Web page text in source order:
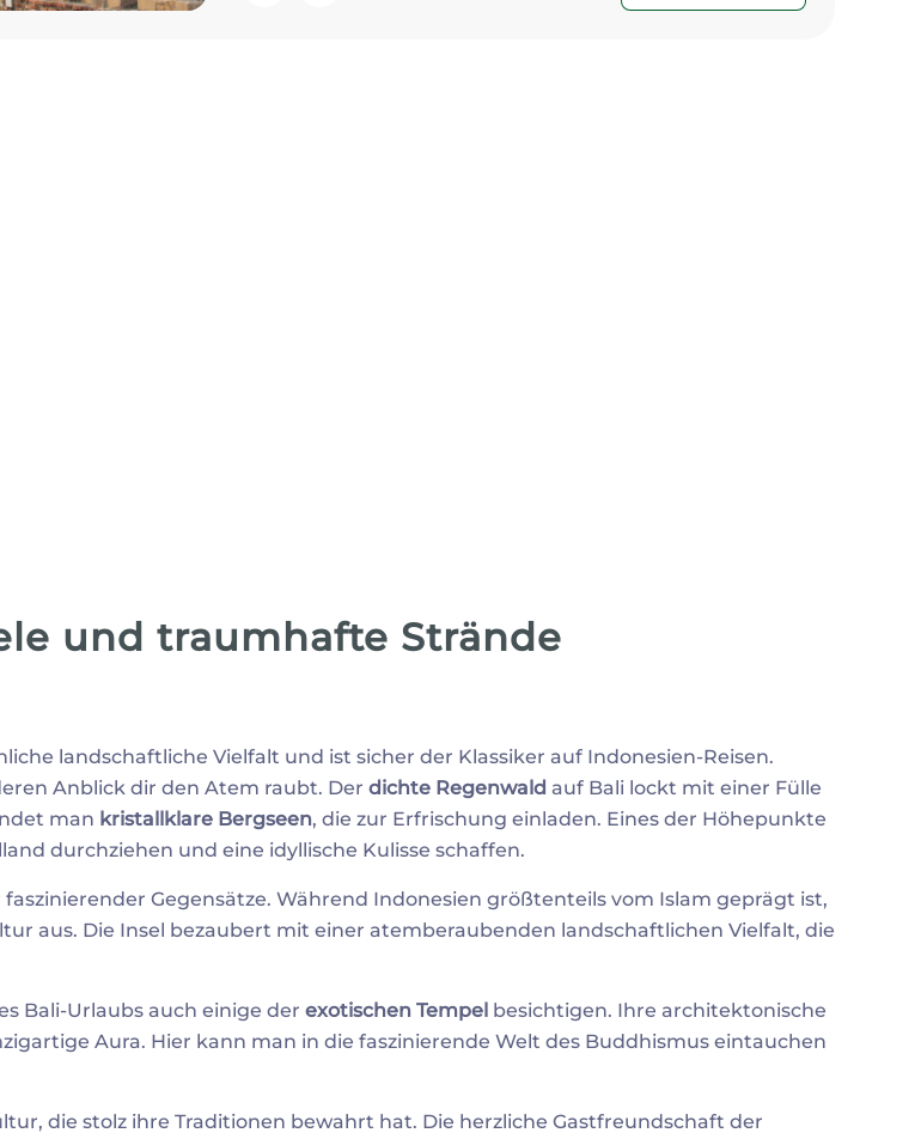
und traumhafte Strände
landschaftliche Vielfalt und ist sicher der Klassiker auf Indonesien-Reisen.
Anblick dir den Atem raubt. Der dichte Regenwald auf Bali lockt mit einer Fülle
man kristallklare Bergseen, die zur Erfrischung einladen. Eines der Höhepunkte
durchziehen und eine idyllische Kulisse schaffen.
Gegensätze. Während Indonesien größtenteils vom Islam geprägt ist,
aus. Die Insel bezaubert mit einer atemberaubenden landschaftlichen Vielfalt, die
Bali-Urlaubs auch einige der exotischen Tempel besichtigen. Ihre architektonische
Aura. Hier kann man in die faszinierende Welt des Buddhismus eintauchen
die stolz ihre Traditionen bewahrt hat. Die herzliche Gastfreundschaft der